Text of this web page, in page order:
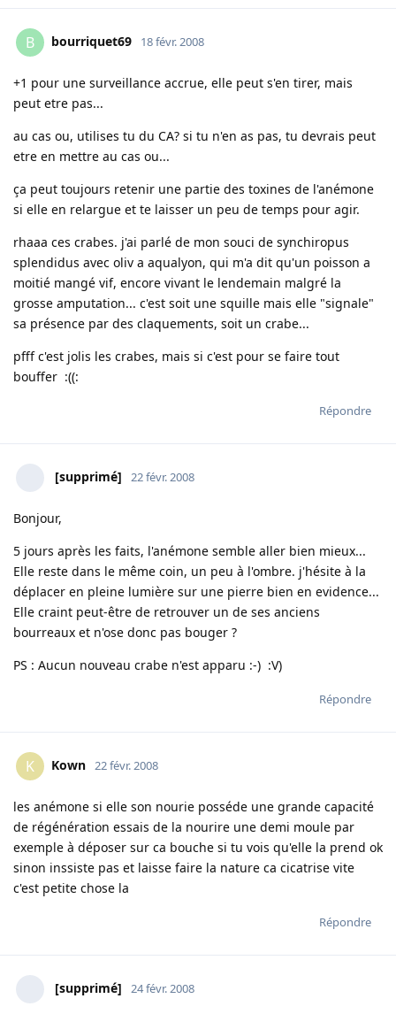
B bourriquet69 18 févr. 2008
+1 pour une surveillance accrue, elle peut s'en tirer, mais
peut etre pas...
au cas ou, utilises tu du CA? si tu n'en as pas, tu devrais peut
etre en mettre au cas ou...
ça peut toujours retenir une partie des toxines de l'anémone
si elle en relargue et te laisser un peu de temps pour agir.
rhaaa ces crabes. j'ai parlé de mon souci de synchiropus
splendidus avec oliv a aqualyon, qui m'a dit qu'un poisson a
moitié mangé vif, encore vivant le lendemain malgré la
grosse amputation... c'est soit une squille mais elle "signale"
sa présence par des claquements, soit un crabe...
pfff c'est jolis les crabes, mais si c'est pour se faire tout
bouffer :((:
Répondre
[supprimé] 22 févr. 2008
Bonjour,
5 jours après les faits, l'anémone semble aller bien mieux...
Elle reste dans le même coin, un peu à l'ombre. j'hésite à la
déplacer en pleine lumière sur une pierre bien en evidence...
Elle craint peut-être de retrouver un de ses anciens
bourreaux et n'ose donc pas bouger ?
PS : Aucun nouveau crabe n'est apparu :-) :V)
Répondre
K Kown 22 févr. 2008
les anémone si elle son nourie posséde une grande capacité
de régénération essais de la nourire une demi moule par
exemple à déposer sur ca bouche si tu vois qu'elle la prend ok
sinon inssiste pas et laisse faire la nature ca cicatrise vite
c'est petite chose la
Répondre
[supprimé] 24 févr. 2008